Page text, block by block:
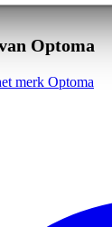
57.6 x 83.5 cm
Optoma
merk Optoma